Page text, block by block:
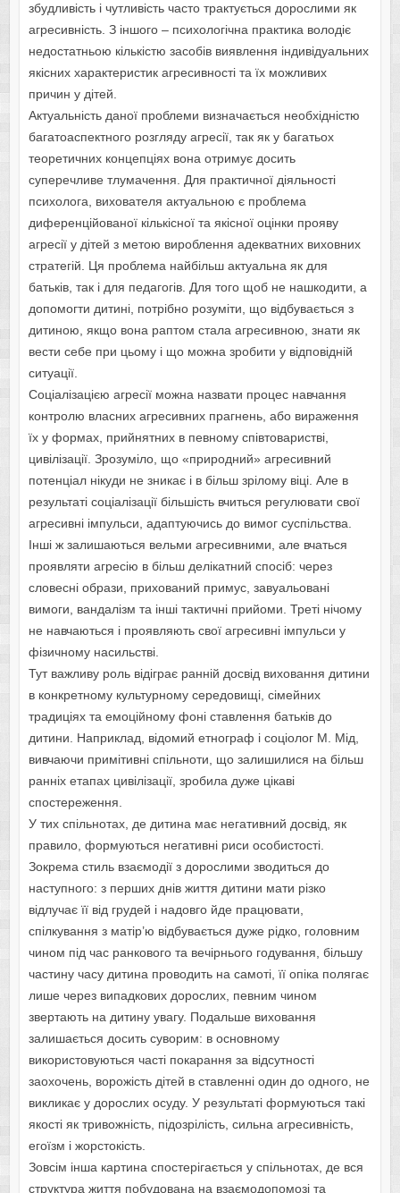
збудливість і чутливість часто трактується дорослими як
агресивність. З іншого – психологічна практика володіє
недостатньою кількістю засобів виявлення індивідуальних
якісних характеристик агресивності та їх можливих
причин у дітей.
Актуальність даної проблеми визначається необхідністю
багатоаспектного розгляду агресії, так як у багатьох
теоретичних концепціях вона отримує досить
суперечливе тлумачення. Для практичної діяльності
психолога, вихователя актуальною є проблема
диференційованої кількісної та якісної оцінки прояву
агресії у дітей з метою вироблення адекватних виховних
стратегій. Ця проблема найбільш актуальна як для
батьків, так і для педагогів. Для того щоб не нашкодити, а
допомогти дитині, потрібно розуміти, що відбувається з
дитиною, якщо вона раптом стала агресивною, знати як
вести себе при цьому і що можна зробити у відповідній
ситуації.
Соціалізацією агресії можна назвати процес навчання
контролю власних агресивних прагнень, або вираження
їх у формах, прийнятних в певному співтоваристві,
цивілізації. Зрозуміло, що «природний» агресивний
потенціал нікуди не зникає і в більш зрілому віці. Але в
результаті соціалізації більшість вчиться регулювати свої
агресивні імпульси, адаптуючись до вимог суспільства.
Інші ж залишаються вельми агресивними, але вчаться
проявляти агресію в більш делікатний спосіб: через
словесні образи, прихований примус, завуальовані
вимоги, вандалізм та інші тактичні прийоми. Треті нічому
не навчаються і проявляють свої агресивні імпульси у
фізичному насильстві.
Тут важливу роль відіграє ранній досвід виховання дитини
в конкретному культурному середовищі, сімейних
традиціях та емоційному фоні ставлення батьків до
дитини. Наприклад, відомий етнограф і соціолог М. Мід,
вивчаючи примітивні спільноти, що залишилися на більш
ранніх етапах цивілізації, зробила дуже цікаві
спостереження.
У тих спільнотах, де дитина має негативний досвід, як
правило, формуються негативні риси особистості.
Зокрема стиль взаємодії з дорослими зводиться до
наступного: з перших днів життя дитини мати різко
відлучає її від грудей і надовго йде працювати,
спілкування з матір’ю відбувається дуже рідко, головним
чином під час ранкового та вечірнього годування, більшу
частину часу дитина проводить на самоті, її опіка полягає
лише через випадкових дорослих, певним чином
звертають на дитину увагу. Подальше виховання
залишається досить суворим: в основному
використовуються часті покарання за відсутності
заохочень, ворожість дітей в ставленні один до одного, не
викликає у дорослих осуду. У результаті формуються такі
якості як тривожність, підозрілість, сильна агресивність,
егоїзм і жорстокість.
Зовсім інша картина спостерігається у спільнотах, де вся
структура життя побудована на взаємодопомозі та